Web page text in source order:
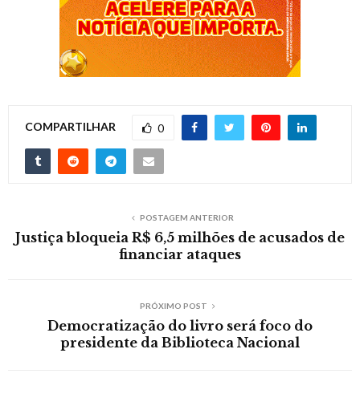
COMPARTILHAR 0
POSTAGEM ANTERIOR
Justiça bloqueia R$ 6,5 milhões de acusados de
financiar ataques
PRÓXIMO POST
Democratização do livro será foco do
presidente da Biblioteca Nacional